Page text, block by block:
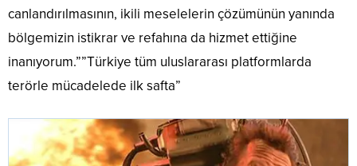
canlandırılmasının, ikili meselelerin çözümünün yanında
bölgemizin istikrar ve refahına da hizmet ettiğine
inanıyorum.””Türkiye tüm uluslararası platformlarda
terörle mücadelede ilk safta”